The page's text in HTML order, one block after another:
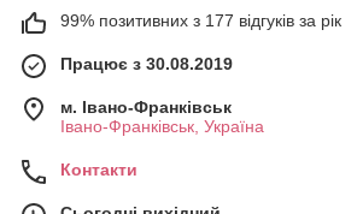
99% позитивних з 177 відгуків за рік
Працює з 30.08.2019
м. Івано-Франківськ
Івано-Франківськ, Україна
Контакти